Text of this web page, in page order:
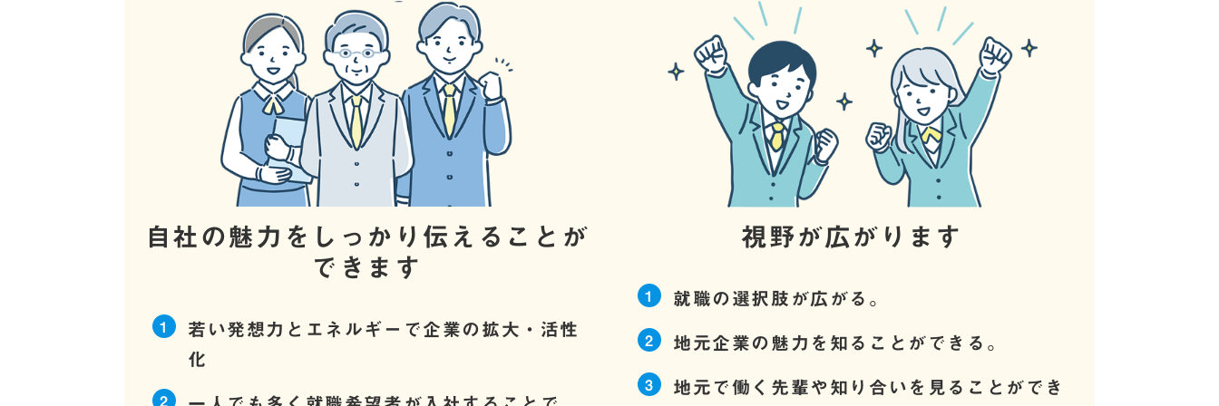
自社の魅力をしっかり伝えることが
できます
若い発想力とエネルギーで企業の拡大・活性
化
視野が広がります
就職の選択肢が広がる。
地元企業の魅力を知ることができる。
地元で働く先輩や知り合いを見ることができ